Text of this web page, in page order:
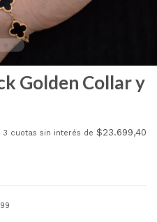
Golden Collar y
3 cuotas sin interés de $23.699,40